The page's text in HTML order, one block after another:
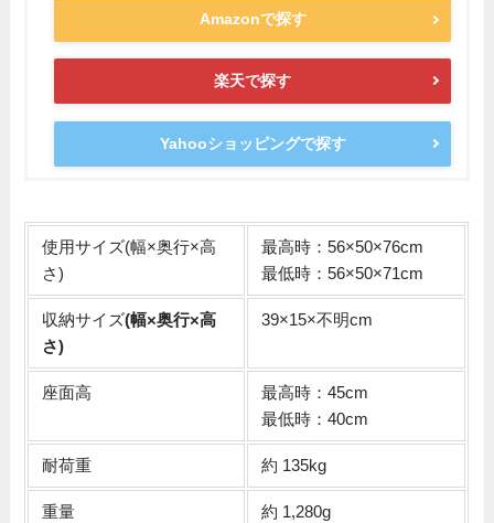
Amazonで探す
楽天で探す
Yahooショッピングで探す
使用サイズ(幅×奥行×高
さ)
最高時：56×50×76cm
最低時：56×50×71cm
収納サイズ(幅×奥行×高
さ)
39×15×不明cm
座面高
最高時：45cm
最低時：40cm
耐荷重 約 135kg
重量 約 1,280g